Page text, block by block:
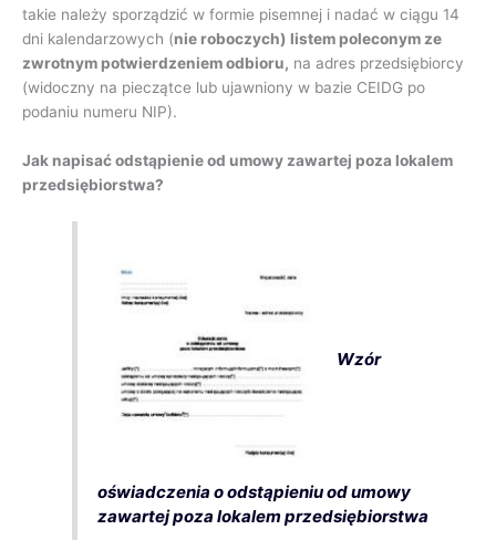
takie należy sporządzić w formie pisemnej i nadać w ciągu 14
dni kalendarzowych (nie roboczych) listem poleconym ze
zwrotnym potwierdzeniem odbioru, na adres przedsiębiorcy
(widoczny na pieczątce lub ujawniony w bazie CEIDG po
podaniu numeru NIP).
Jak napisać odstąpienie od umowy zawartej poza lokalem
przedsiębiorstwa?
Wzór
oświadczenia o odstąpieniu od umowy
zawartej poza lokalem przedsiębiorstwa